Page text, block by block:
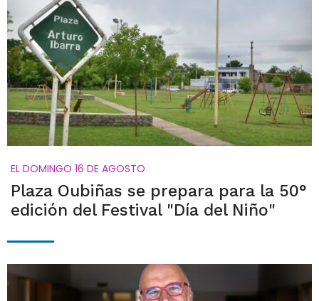
EL DOMINGO 16 DE AGOSTO
Plaza Oubiñas se prepara para la 50°
edición del Festival "Día del Niño"